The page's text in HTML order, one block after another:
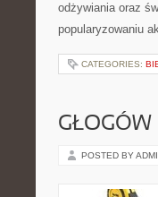
odżywiania oraz
popularyzowaniu
CATEGORIES:
GŁOGÓW
POSTED BY